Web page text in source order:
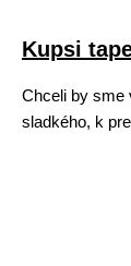
Kupsi
Chceli by sme
sladkého, k